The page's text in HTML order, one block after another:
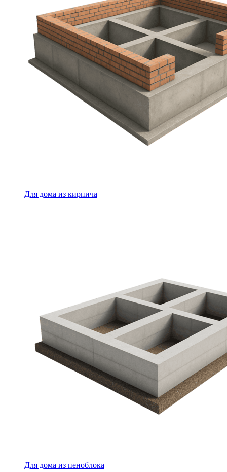
Для дома из кирпича
Для дома из пеноблока